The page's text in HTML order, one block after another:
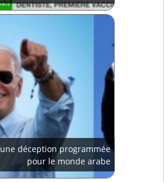
déception programmée
pour le monde arabe